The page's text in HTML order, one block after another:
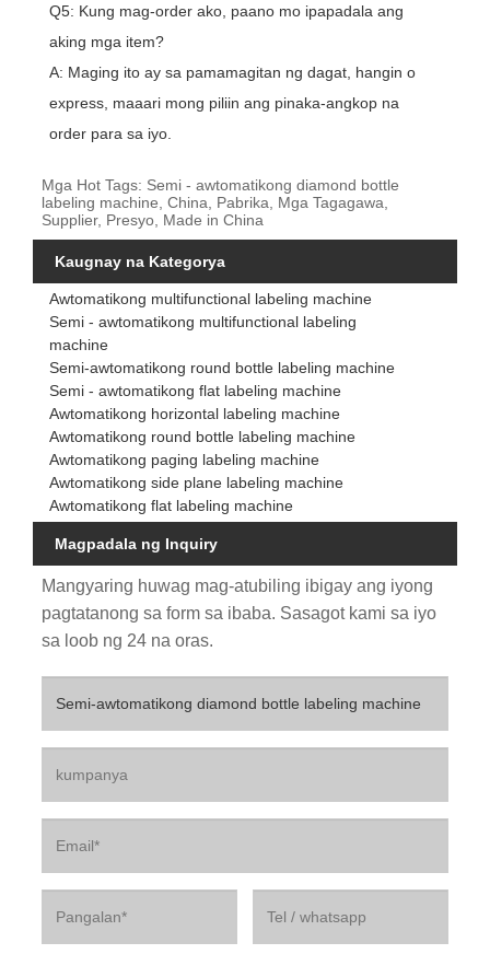
Q5: Kung mag-order ako, paano mo ipapadala ang
aking mga item?
A: Maging ito ay sa pamamagitan ng dagat, hangin o
express, maaari mong piliin ang pinaka-angkop na
order para sa iyo.
Mga Hot Tags: Semi - awtomatikong diamond bottle
labeling machine, China, Pabrika, Mga Tagagawa,
Supplier, Presyo, Made in China
Kaugnay na Kategorya
Awtomatikong multifunctional labeling machine
Semi - awtomatikong multifunctional labeling
machine
Semi-awtomatikong round bottle labeling machine
Semi - awtomatikong flat labeling machine
Awtomatikong horizontal labeling machine
Awtomatikong round bottle labeling machine
Awtomatikong paging labeling machine
Awtomatikong side plane labeling machine
Awtomatikong flat labeling machine
Magpadala ng Inquiry
Mangyaring huwag mag-atubiling ibigay ang iyong
pagtatanong sa form sa ibaba. Sasagot kami sa iyo
sa loob ng 24 na oras.